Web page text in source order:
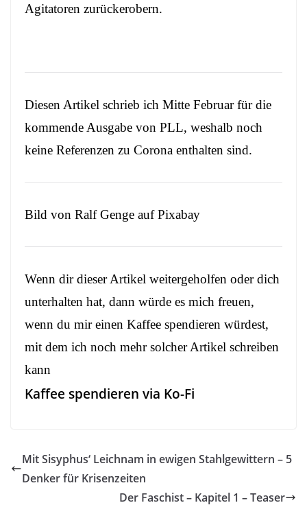
Agitatoren zurückerobern.
Diesen Artikel schrieb ich Mitte Februar für die
kommende Ausgabe von PLL, weshalb noch
keine Referenzen zu Corona enthalten sind.
Bild von Ralf Genge aufPixabay
Wenn dir dieser Artikel weitergeholfen oder dich
unterhalten hat, dann würde es mich freuen,
wenn du mir einen Kaffee spendieren würdest,
mit dem ich noch mehr solcher Artikel schreiben
kann
Kaffee spendieren via Ko-Fi
Mit Sisyphus‘ Leichnam in ewigen Stahlgewittern – 5
Denker für Krisenzeiten
Der Faschist – Kapitel 1 – Teaser